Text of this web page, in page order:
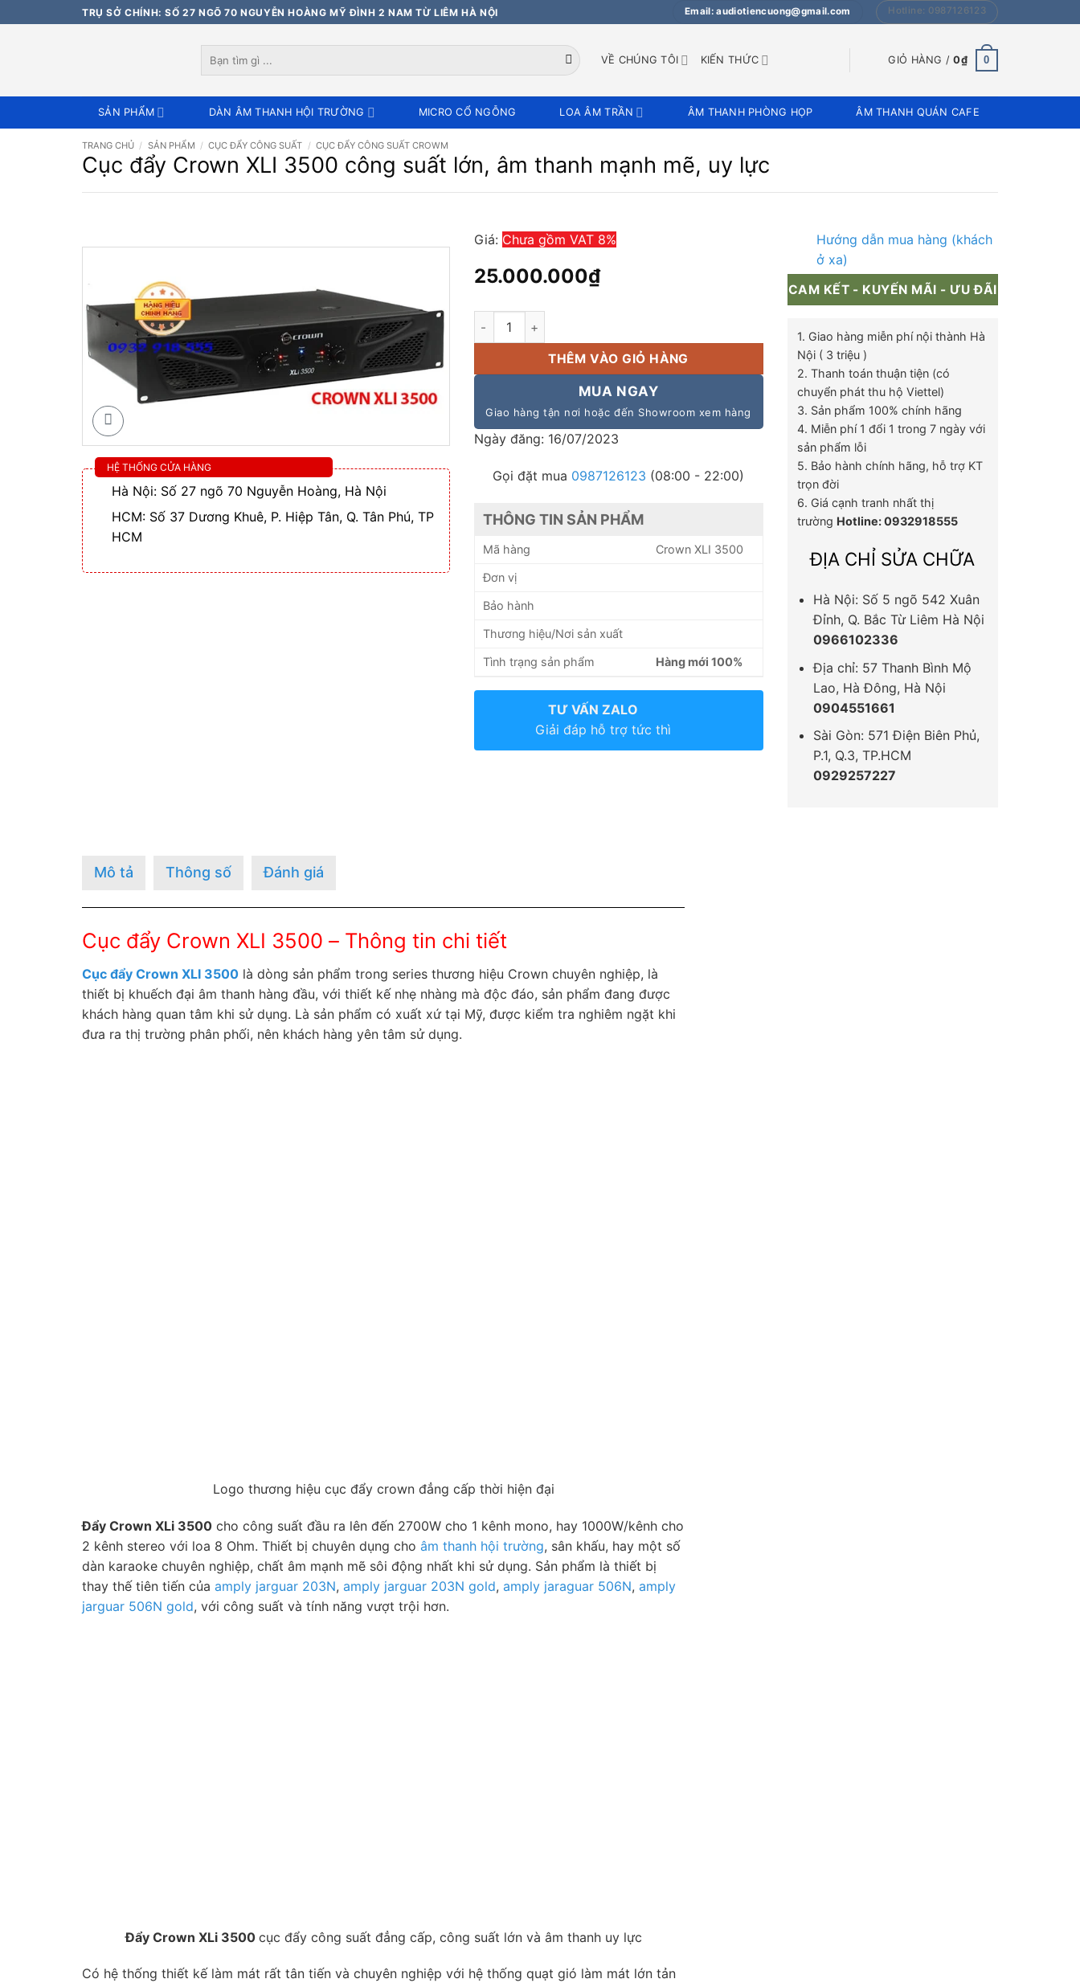
qua
TRỤ SỞ CHÍNH: SỐ 27 NGÕ 70 NGUYỄN HOÀNG MỸ ĐÌNH 2 NAM TỪ LIÊM HÀ NỘI Email: audiotiencuong@gmail.com Hotline: 0987126123
kiếm:
VỀ CHÚNG TÔI KIẾN THỨC GIỎ HÀNG /0₫ 0
SẢN PHẨM DÀN ÂM THANH HỘI TRƯỜNG MICRO CỔ NGỖNG LOA ÂM TRẦN ÂM THANH PHÒNG HỌP ÂM THANH QUÁN CAFE
TRANG CHỦ / SẢN PHẨM / CỤC ĐẨY CÔNG SUẤT / CỤC ĐẨY CÔNG SUẤT CROWM
Cục đẩy Crown XLI 3500 công suất lớn, âm thanh mạnh mẽ, uy lực
HỆ THỐNG CỬA HÀNG
Hà Nội: Số 27 ngõ 70 Nguyễn Hoàng, Hà Nội
HCM: Số 37 Dương Khuê, P. Hiệp Tân, Q. Tân Phú, TP
HCM
Giá: Chưa gồm VAT 8%
25.000.000₫
Cục đẩy Crown XLI 3500 công suất lớn, âm thanh mạnh mẽ, uy lực số lượng
THÊM VÀO GIỎ HÀNG
MUA NGAY
Giao hàng tận nơi hoặc đến Showroom xem hàng
Ngày đăng: 16/07/2023
Gọi đặt mua 0987126123 (08:00 - 22:00)
THÔNG TIN SẢN PHẨM
Mã hàng Crown XLI 3500
Đơn vị
Bảo hành
Thương hiệu/Nơi sản xuất
Tình trạng sản phẩm Hàng mới 100%
TƯ VẤN ZALO
Giải đáp hỗ trợ tức thì
Hướng dẫn mua hàng (khách
ở xa)
CAM KẾT - KUYẾN MÃI - ƯU ĐÃI
1. Giao hàng miễn phí nội thành Hà
Nội ( 3 triệu )
2. Thanh toán thuận tiện (có
chuyển phát thu hộ Viettel)
3. Sản phẩm 100% chính hãng
4. Miễn phí 1 đổi 1 trong 7 ngày với
sản phẩm lỗi
5. Bảo hành chính hãng, hỗ trợ KT
trọn đời
6. Giá cạnh tranh nhất thị
trường Hotline: 0932918555
ĐỊA CHỈ SỬA CHỮA
Hà Nội: Số 5 ngõ 542 Xuân
Đỉnh, Q. Bắc Từ Liêm Hà Nội
0966102336
Địa chỉ: 57 Thanh Bình Mộ
Lao, Hà Đông, Hà Nội
0904551661
Sài Gòn: 571 Điện Biên Phủ,
P.1, Q.3, TP.HCM
0929257227
Mô tả Thông số Đánh giá
Cục đẩy Crown XLI 3500 – Thông tin chi tiết
Cục đẩy Crown XLI 3500 là dòng sản phẩm trong series thương hiệu Crown chuyên nghiệp, là
thiết bị khuếch đại âm thanh hàng đầu, với thiết kế nhẹ nhàng mà độc đáo, sản phẩm đang được
khách hàng quan tâm khi sử dụng. Là sản phẩm có xuất xứ tại Mỹ, được kiểm tra nghiêm ngặt khi
đưa ra thị trường phân phối, nên khách hàng yên tâm sử dụng.
Logo thương hiệu cục đẩy crown đẳng cấp thời hiện đại
Đẩy Crown XLi 3500 cho công suất đầu ra lên đến 2700W cho 1 kênh mono, hay 1000W/kênh cho
2 kênh stereo với loa 8 Ohm. Thiết bị chuyên dụng cho âm thanh hội trường, sân khấu, hay một số
dàn karaoke chuyên nghiệp, chất âm mạnh mẽ sôi động nhất khi sử dụng. Sản phẩm là thiết bị
thay thế tiên tiến của amply jarguar 203N, amply jarguar 203N gold, amply jaraguar 506N, amply
jarguar 506N gold, với công suất và tính năng vượt trội hơn.
Đẩy Crown XLi 3500 cục đẩy công suất đẳng cấp, công suất lớn và âm thanh uy lực
Có hệ thống thiết kế làm mát rất tân tiến và chuyên nghiệp với hệ thống quạt gió làm mát lớn tản